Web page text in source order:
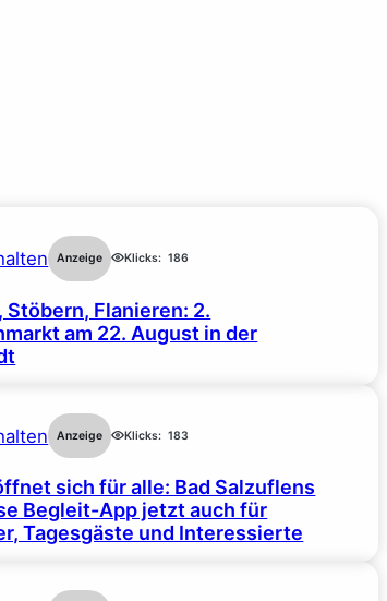
Anzeige Klicks: 186
Stöbern, Flanieren: 2.
am 22. August in der
Anzeige Klicks: 183
sich für alle: Bad Salzuflens
Begleit-App jetzt auch für
Tagesgäste und Interessierte